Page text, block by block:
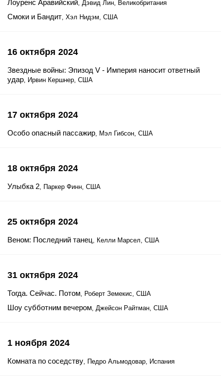
Лоуренс Аравийский, Дэвид Лин, Великобритания
Смоки и Бандит, Хэл Нидэм, США
16 октября 2024
Звездные войны: Эпизод V - Империя наносит ответный
удар, Ирвин Кершнер, США
17 октября 2024
Особо опасный пассажир, Мэл Гибсон, США
18 октября 2024
Улыбка 2, Паркер Финн, США
25 октября 2024
Веном: Последний танец, Келли Марсел, США
31 октября 2024
Тогда. Сейчас. Потом, Роберт Земекис, США
Шоу субботним вечером, Джейсон Райтман, США
1 ноября 2024
Комната по соседству, Педро Альмодовар, Испания